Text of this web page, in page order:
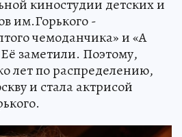
киностудии детских и
им.Горького -
чемоданчика» и «А
заметили. Поэтому,
лет по распределению,
и стала актрисой